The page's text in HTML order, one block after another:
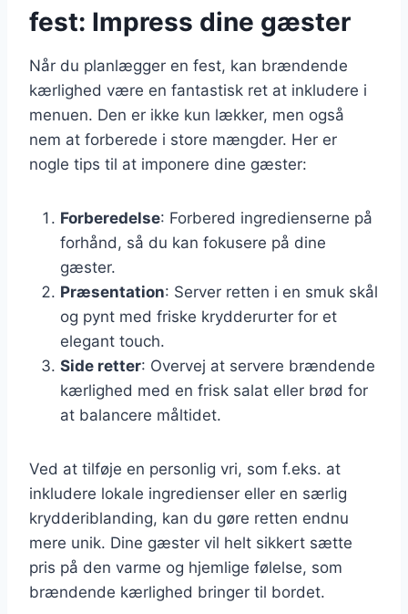
fest: Impress dine gæster
Når du planlægger en fest, kan brændende
kærlighed være en fantastisk ret at inkludere i
menuen. Den er ikke kun lækker, men også
nem at forberede i store mængder. Her er
nogle tips til at imponere dine gæster:
Forberedelse: Forbered ingredienserne på
forhånd, så du kan fokusere på dine
gæster.
Præsentation: Server retten i en smuk skål
og pynt med friske krydderurter for et
elegant touch.
Side retter: Overvej at servere brændende
kærlighed med en frisk salat eller brød for
at balancere måltidet.
Ved at tilføje en personlig vri, som f.eks. at
inkludere lokale ingredienser eller en særlig
krydderiblanding, kan du gøre retten endnu
mere unik. Dine gæster vil helt sikkert sætte
pris på den varme og hjemlige følelse, som
brændende kærlighed bringer til bordet.